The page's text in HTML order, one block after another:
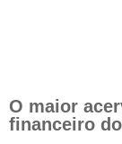
O maior
financeiro